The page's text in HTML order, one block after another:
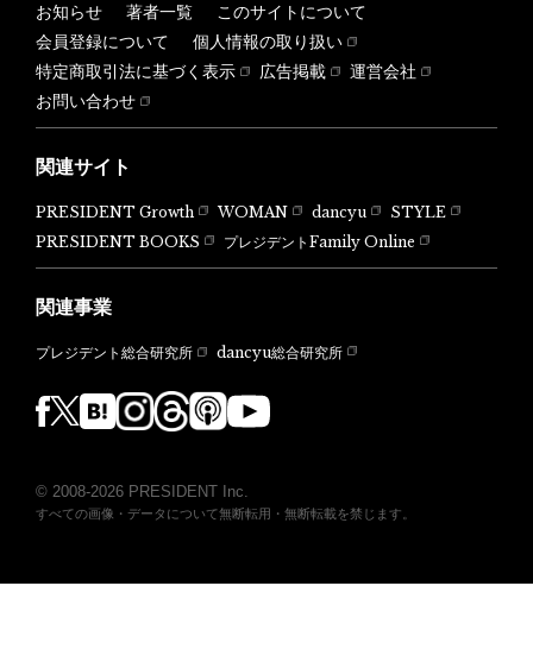
お知らせ 著者一覧
このサイトについて
会員登録について
個人情報の取り扱い
特定商取引法に基づく表示
広告掲載
運営会社
お問い合わせ
関連サイト
PRESIDENT Growth WOMAN dancyu
STYLE
PRESIDENT BOOKS
プレジデントFamily Online
関連事業
プレジデント総合研究所 dancyu総合研究所
© 2008-2026 PRESIDENT Inc.
すべての画像・データについて無断転用・無断転載を禁じます。